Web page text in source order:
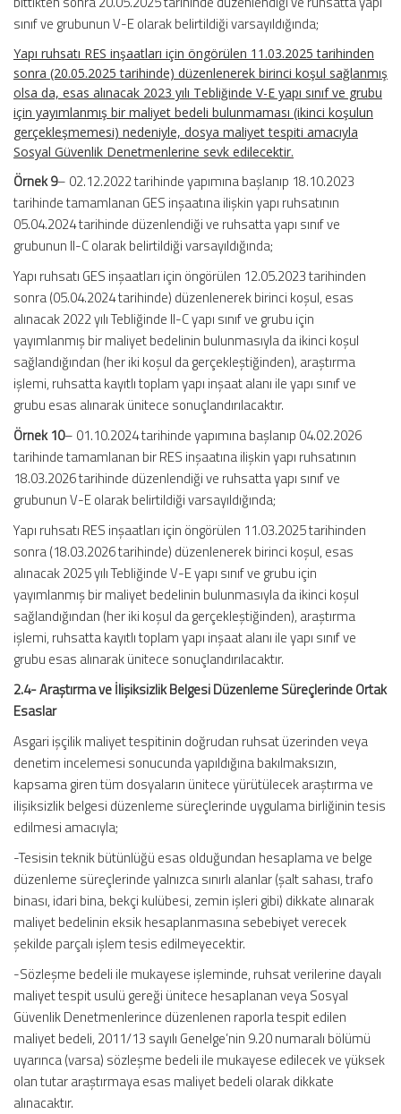
sınıf ve grubunun V-E olarak belirtildiği varsayıldığında;
Yapı ruhsatı RES inşaatları için öngörülen 11.03.2025 tarihinden
sonra (20.05.2025 tarihinde) düzenlenerek birinci koşul sağlanmış
olsa da, esas alınacak 2023 yılı Tebliğinde V-E yapı sınıf ve grubu
için yayımlanmış bir maliyet bedeli bulunmaması (ikinci koşulun
gerçekleşmemesi) nedeniyle, dosya maliyet tespiti amacıyla
Sosyal Güvenlik Denetmenlerine sevk edilecektir.
Örnek 9– 02.12.2022 tarihinde yapımına başlanıp 18.10.2023
tarihinde tamamlanan GES inşaatına ilişkin yapı ruhsatının
05.04.2024 tarihinde düzenlendiği ve ruhsatta yapı sınıf ve
grubunun II-C olarak belirtildiği varsayıldığında;
Yapı ruhsatı GES inşaatları için öngörülen 12.05.2023 tarihinden
sonra (05.04.2024 tarihinde) düzenlenerek birinci koşul, esas
alınacak 2022 yılı Tebliğinde II-C yapı sınıf ve grubu için
yayımlanmış bir maliyet bedelinin bulunmasıyla da ikinci koşul
sağlandığından (her iki koşul da gerçekleştiğinden), araştırma
işlemi, ruhsatta kayıtlı toplam yapı inşaat alanı ile yapı sınıf ve
grubu esas alınarak ünitece sonuçlandırılacaktır.
Örnek 10– 01.10.2024 tarihinde yapımına başlanıp 04.02.2026
tarihinde tamamlanan bir RES inşaatına ilişkin yapı ruhsatının
18.03.2026 tarihinde düzenlendiği ve ruhsatta yapı sınıf ve
grubunun V-E olarak belirtildiği varsayıldığında;
Yapı ruhsatı RES inşaatları için öngörülen 11.03.2025 tarihinden
sonra (18.03.2026 tarihinde) düzenlenerek birinci koşul, esas
alınacak 2025 yılı Tebliğinde V-E yapı sınıf ve grubu için
yayımlanmış bir maliyet bedelinin bulunmasıyla da ikinci koşul
sağlandığından (her iki koşul da gerçekleştiğinden), araştırma
işlemi, ruhsatta kayıtlı toplam yapı inşaat alanı ile yapı sınıf ve
grubu esas alınarak ünitece sonuçlandırılacaktır.
2.4- Araştırma ve İlişiksizlik Belgesi Düzenleme Süreçlerinde Ortak
Esaslar
Asgari işçilik maliyet tespitinin doğrudan ruhsat üzerinden veya
denetim incelemesi sonucunda yapıldığına bakılmaksızın,
kapsama giren tüm dosyaların ünitece yürütülecek araştırma ve
ilişiksizlik belgesi düzenleme süreçlerinde uygulama birliğinin tesis
edilmesi amacıyla;
-Tesisin teknik bütünlüğü esas olduğundan hesaplama ve belge
düzenleme süreçlerinde yalnızca sınırlı alanlar (şalt sahası, trafo
binası, idari bina, bekçi kulübesi, zemin işleri gibi) dikkate alınarak
maliyet bedelinin eksik hesaplanmasına sebebiyet verecek
şekilde parçalı işlem tesis edilmeyecektir.
-Sözleşme bedeli ile mukayese işleminde, ruhsat verilerine dayalı
maliyet tespit usulü gereği ünitece hesaplanan veya Sosyal
Güvenlik Denetmenlerince düzenlenen raporla tespit edilen
maliyet bedeli, 2011/13 sayılı Genelge’nin 9.20 numaralı bölümü
uyarınca (varsa) sözleşme bedeli ile mukayese edilecek ve yüksek
olan tutar araştırmaya esas maliyet bedeli olarak dikkate
alınacaktır.